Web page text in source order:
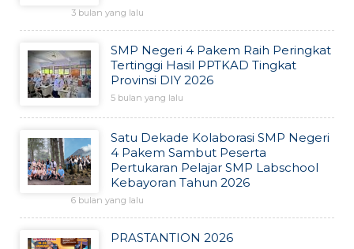
3 bulan yang lalu
SMP Negeri 4 Pakem Raih Peringkat
Tertinggi Hasil PPTKAD Tingkat
Provinsi DIY 2026
5 bulan yang lalu
Satu Dekade Kolaborasi SMP Negeri
4 Pakem Sambut Peserta
Pertukaran Pelajar SMP Labschool
Kebayoran Tahun 2026
6 bulan yang lalu
PRASTANTION 2026